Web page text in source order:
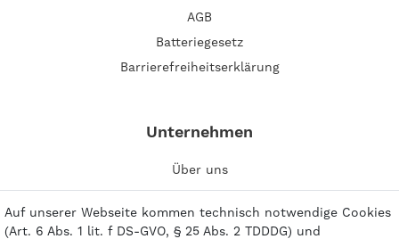
AGB
Batteriegesetz
Barrierefreiheitserklärung
Unternehmen
Über uns
Impressum
Kontakt
Auf unserer Webseite kommen technisch notwendige Cookies
(Art. 6 Abs. 1 lit. f DS-GVO, § 25 Abs. 2 TDDDG) und